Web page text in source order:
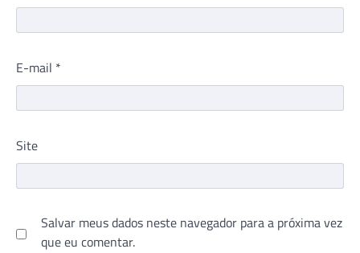
E-mail *
Site
Salvar meus dados neste navegador para a próxima vez
que eu comentar.